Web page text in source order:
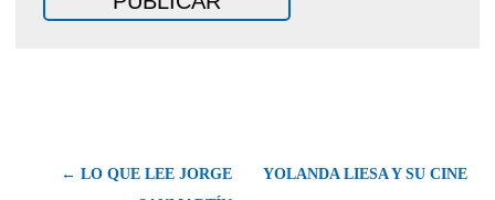
← LO QUE LEE JORGE
YOLANDA LIESA Y SU CINE